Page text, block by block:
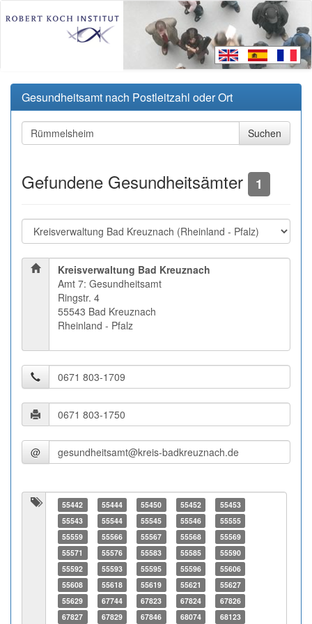
Gesundheitsamt nach Postleitzahl oder Ort
Gefundene Gesundheitsämter 1
Kreisverwaltung Bad Kreuznach
Amt 7: Gesundheitsamt
Ringstr. 4
55543 Bad Kreuznach
Rheinland - Pfalz
@
55442 55444 55450 55452
55453
55543
55544 55545 55546
55555
55559
55566 55567 55568
55569
55571
55576 55583 55585
55590
55592
55593 55595 55596
55606
55608
55618 55619 55621
55627
55629
67744 67823 67824
67826
67827
67829 67846 68074 68123